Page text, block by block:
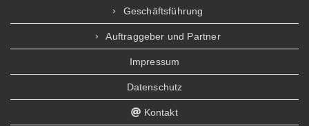
Geschäftsführung
Auftraggeber und Partner
Impressum
Datenschutz
Kontakt